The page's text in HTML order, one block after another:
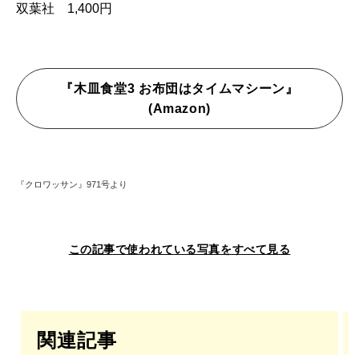
双葉社 1,400円
『木皿食堂3 お布団はタイムマシーン』
(Amazon)
『クロワッサン』971号より
この記事で使われている写真をすべて見る
関連記事